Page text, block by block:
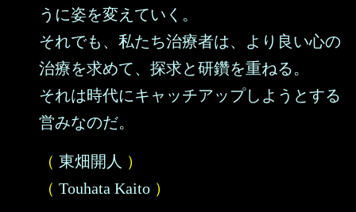
うに姿を変えていく。
それでも、私たち治療者は、より良い心の
治療を求めて、探求と研鑽を重ねる。
それは時代にキャッチアップしようとする
営みなのだ。
（ 東畑開人 ）
（ Touhata Kaito ）